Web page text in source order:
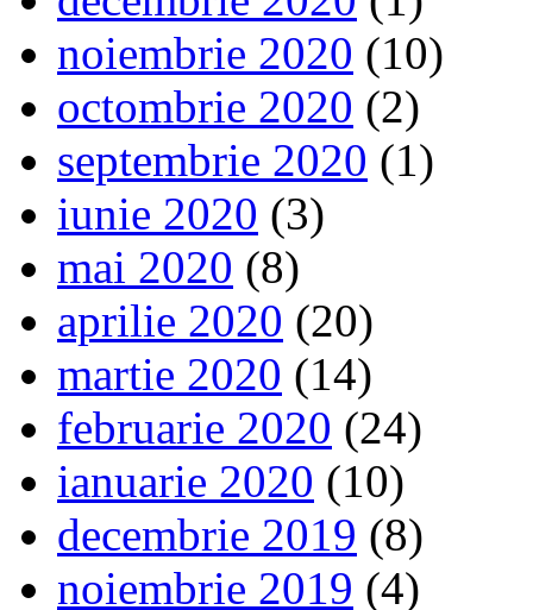
noiembrie 2020 (10)
octombrie 2020 (2)
septembrie 2020 (1)
iunie 2020 (3)
mai 2020 (8)
aprilie 2020 (20)
martie 2020 (14)
februarie 2020 (24)
ianuarie 2020 (10)
decembrie 2019 (8)
noiembrie 2019 (4)